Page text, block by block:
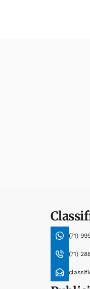
(71)
(71)